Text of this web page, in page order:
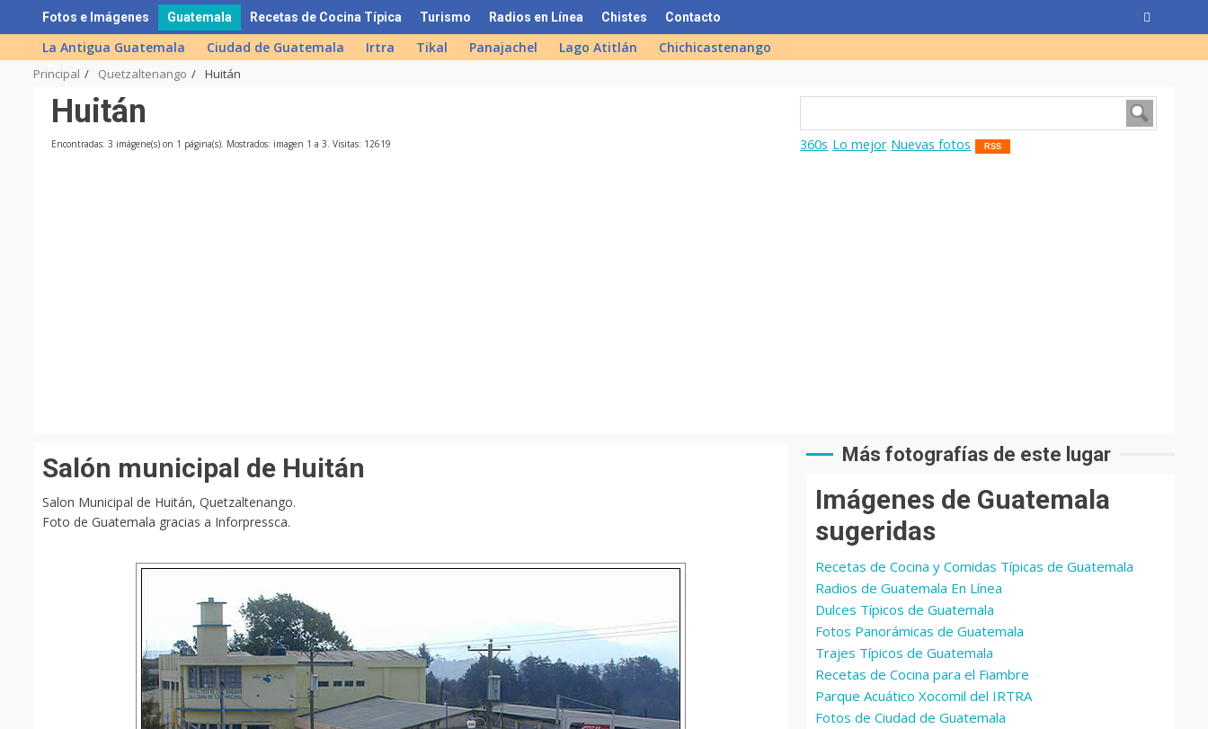
to
content
Fotos e Imágenes Guatemala Recetas de Cocina Típica Turismo Radios en Línea Chistes Contacto
La Antigua Guatemala Ciudad de Guatemala Irtra Tikal Panajachel Lago Atitlán Chichicastenango
Principal Quetzaltenango Huitán
Huitán
Encontradas: 3 imágene(s) on 1 página(s). Mostrados: imagen 1 a 3. Visitas: 12619 360s Lo mejor Nuevas fotos RSS
Salón municipal de Huitán
Salon Municipal de Huitán, Quetzaltenango.
Foto de Guatemala gracias a Inforpressca.
Más fotografías de este lugar
Imágenes de Guatemala
sugeridas
Recetas de Cocina y Comidas Típicas de Guatemala
Radios de Guatemala En Línea
Dulces Típicos de Guatemala
Fotos Panorámicas de Guatemala
Trajes Típicos de Guatemala
Recetas de Cocina para el Fiambre
Parque Acuático Xocomil del IRTRA
Fotos de Ciudad de Guatemala